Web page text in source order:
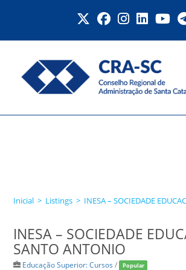
Inicial > Listings > INESA – SOCIEDADE
INESA – SOCIEDADE
SANTO ANTONIO
Educação Superior: Cursos / Popular